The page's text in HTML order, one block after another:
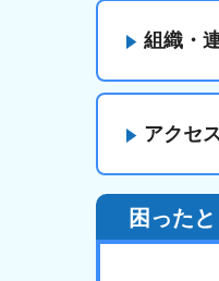
組織・
アクセ
困った